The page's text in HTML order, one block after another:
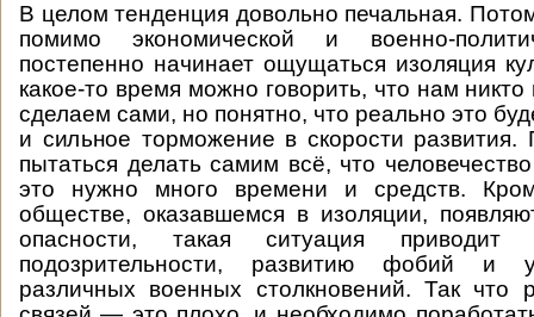
В целом тенденция довольно печальная.
помимо экономической и военно-
постепенно начинает ощущаться изоляция
какое-то время можно говорить, что нам
сделаем сами, но понятно, что реально это
и сильное торможение в скорости
пытаться делать самим всё, что
это нужно много времени и средств.
обществе, оказавшемся в изоляции,
опасности, такая ситуация приводит
подозрительности, развитию фобий и
различных военных столкновений. Так что